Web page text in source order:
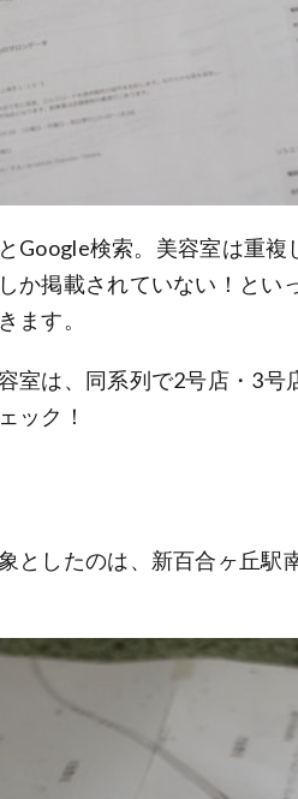
Google検索。美容室は重複
か掲載されていない！とい
ます。
室は、同系列で2号店・3
ック！
としたのは、新百合ヶ丘駅